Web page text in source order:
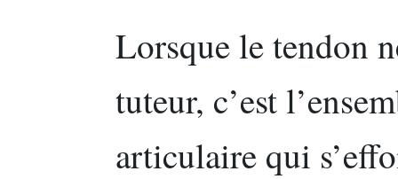
Lorsque le tendon
tuteur, c’est
articulaire qui